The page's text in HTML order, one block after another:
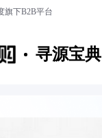
旗下B2B平台
寻源宝典